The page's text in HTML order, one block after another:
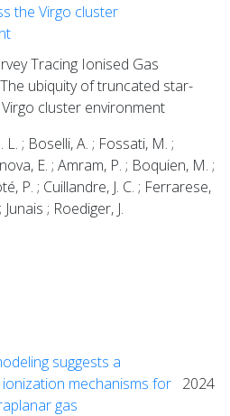
the Virgo cluster
Tracing Ionised Gas
The ubiquity of truncated star-
cluster environment
; Boselli, A. ; Fossati, M. ;
E. ; Amram, P. ; Boquien, M. ;
P. ; Cuillandre, J. C. ; Ferrarese,
; Roediger, J.
suggests a
mechanisms for
gas
2024